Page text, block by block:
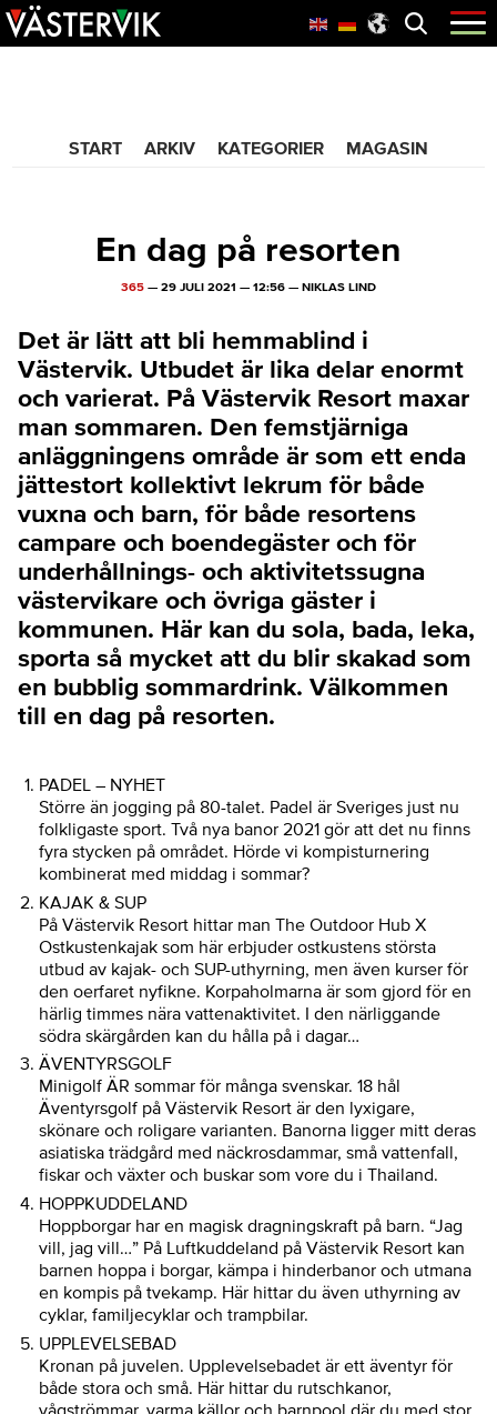
Hoppa
till
Skip
to
Hoppa
till
Öppna
menyn
START ARKIV KATEGORIER MAGASIN
En dag på resorten
365 — 29 JULI 2021 — 12:56 — NIKLAS LIND
Det är lätt att bli hemmablind i
Västervik. Utbudet är lika delar enormt
och varierat. På Västervik Resort maxar
man sommaren. Den femstjärniga
anläggningens område är som ett enda
jättestort kollektivt lekrum för både
vuxna och barn, för både resortens
campare och boendegäster och för
underhållnings- och aktivitetssugna
västervikare och övriga gäster i
kommunen. Här kan du sola, bada, leka,
sporta så mycket att du blir skakad som
en bubblig sommardrink. Välkommen
till en dag på resorten.
PADEL – NYHET
Större än jogging på 80-talet. Padel är Sveriges just nu
folkligaste sport. Två nya banor 2021 gör att det nu finns
fyra stycken på området. Hörde vi kompisturnering
kombinerat med middag i sommar?
KAJAK & SUP
På Västervik Resort hittar man The Outdoor Hub X
Ostkustenkajak som här erbjuder ostkustens största
utbud av kajak- och SUP-uthyrning, men även kurser för
den oerfaret nyfikne. Korpaholmarna är som gjord för en
härlig timmes nära vattenaktivitet. I den närliggande
södra skärgården kan du hålla på i dagar…
ÄVENTYRSGOLF
Minigolf ÄR sommar för många svenskar. 18 hål
Äventyrsgolf på Västervik Resort är den lyxigare,
skönare och roligare varianten. Banorna ligger mitt deras
asiatiska trädgård med näckrosdammar, små vattenfall,
fiskar och växter och buskar som vore du i Thailand.
HOPPKUDDELAND
Hoppborgar har en magisk dragningskraft på barn. “Jag
vill, jag vill…” På Luftkuddeland på Västervik Resort kan
barnen hoppa i borgar, kämpa i hinderbanor och utmana
en kompis på tvekamp. Här hittar du även uthyrning av
cyklar, familjecyklar och trampbilar.
UPPLEVELSEBAD
Kronan på juvelen. Upplevelsebadet är ett äventyr för
både stora och små. Här hittar du rutschkanor,
vågströmmar, varma källor och barnpool där du med stor